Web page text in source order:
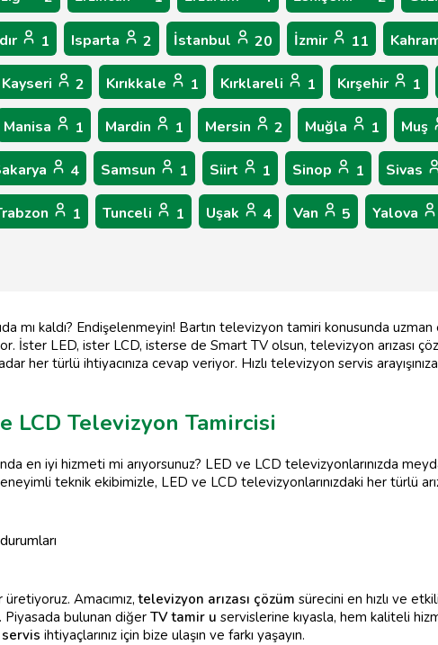
1 Isparta 2 İstanbul 20 İzmir 11
Kayseri 2 Kırıkkale 1 Kırklareli 1 Kırşehir 1
Manisa 1 Mardin 1 Mersin 2 Muğla 1 Muş
4 Samsun 1 Siirt 1 Sinop 1 Sivas
1 Tunceli 1 Uşak 4 Van 5 Yalova
mı kaldı? Endişelenmeyin! Bartın televizyon tamiri konusunda
İster LED, ister LCD, isterse de Smart TV olsun, televizyon arızası
her türlü ihtiyacınıza cevap veriyor. Hızlı televizyon servis
LCD Televizyon Tamircisi
en iyi hizmeti mi arıyorsunuz? LED ve LCD televizyonlarınızda
teknik ekibimizle, LED ve LCD televizyonlarınızdaki her türlü
üretiyoruz. Amacımız,televizyon arızası çözüm sürecini en hızlı ve
bulunan diğer TV tamir u servislerine kıyasla, hem kaliteli
ihtiyaçlarınız için bize ulaşın ve farkı yaşayın.